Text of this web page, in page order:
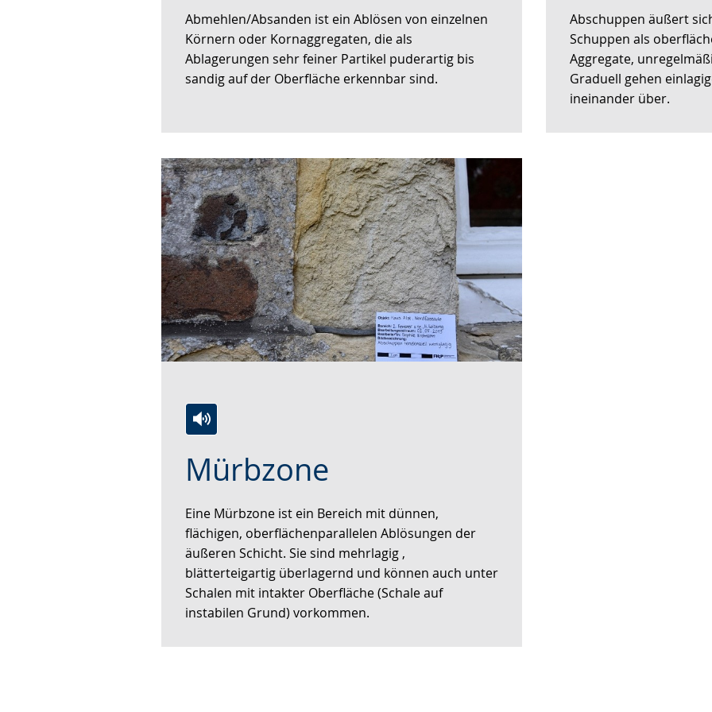
Gebärdensprache
wird
angezeigt.
Abmehlen/Absanden ist ein Ablösen von einzelnen
Körnern oder Kornaggregaten, die als
Ablagerungen sehr feiner Partikel puderartig bis
sandig auf der Oberfläche erkennbar sind.
Gebärdensprache
wird
angezeigt.
Abschuppen äußert
Schuppen als
Aggregate,
Graduell gehen
ineinander über.
Mürbzone
Leichten
Sprache
Audio-
Unterstützung.
Video
in
Gebärdensprache
wird
angezeigt.
Eine Mürbzone ist ein Bereich mit dünnen,
flächigen, oberflächenparallelen Ablösungen der
äußeren Schicht. Sie sind mehrlagig ,
blätterteigartig überlagernd und können auch unter
Schalen mit intakter Oberfläche (Schale auf
instabilen Grund) vorkommen.